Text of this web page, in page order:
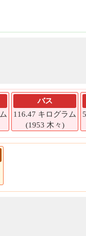
バス
116.47 キログラム
(1953 木々)